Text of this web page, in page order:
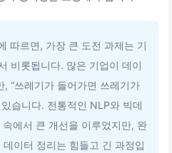
따르면, 가장 큰 도전 과제는 기
비롯됩니다. 많은 기업이 데이
“쓰레기가 들어가면 쓰레기가
습니다. 전통적인 NLP와 빅데
에서 큰 개선을 이루었지만, 완
이터 정리는 힘들고 긴 과정입